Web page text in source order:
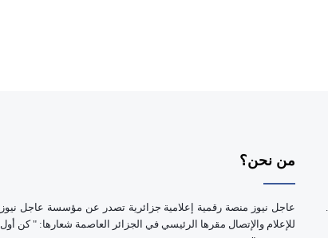
من نحن؟
عاجل نيوز منصة رقمية إعلامية جزائرية تصدر عن مؤسسة عاجل نيوز
للإعلام والإتصال مقرها الرئيسي في الجزائر العاصمة شعارها: " كن أول